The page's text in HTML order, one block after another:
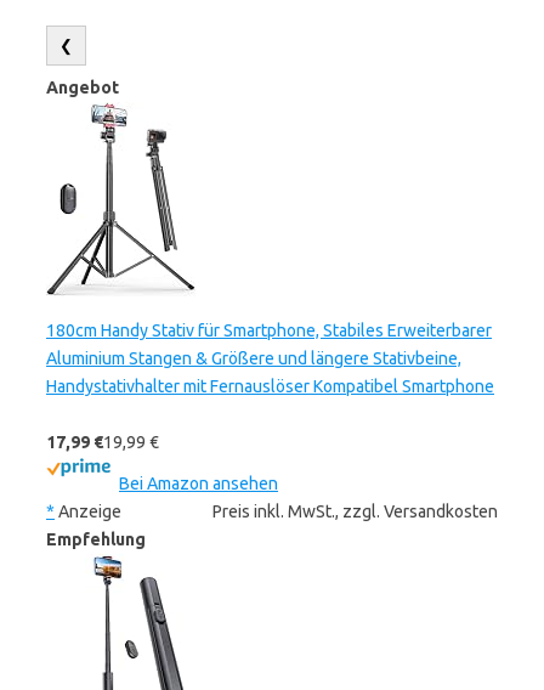
❮
Angebot
180cm Handy Stativ für Smartphone, Stabiles Erweiterbarer
Aluminium Stangen & Größere und längere Stativbeine,
Handystativhalter mit Fernauslöser Kompatibel Smartphone
17,99 €19,99 €
Bei Amazon ansehen
* Anzeige
Preis inkl. MwSt., zzgl. Versandkosten
Empfehlung